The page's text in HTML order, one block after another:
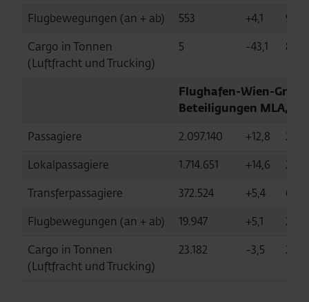
Flugbewegungen (an + ab)
553 +4,1
Cargo in Tonnen
(Luftfracht und Trucking)
5 -43,1 88
Flughafen-Wien-
Beteiligungen MLA,
Passagiere
2.097.140 +12,8
Lokalpassagiere
1.714.651 +14,6
Transferpassagiere
372.524 +5,4
Flugbewegungen (an + ab)
19.947 +5,1
Cargo in Tonnen
(Luftfracht und Trucking)
23.182 -3,5